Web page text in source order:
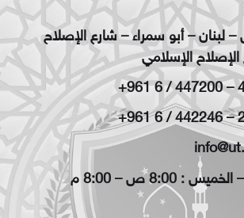
لبنان – أبو سمراء – شارع الإصلاح
الإسلامي
+961 6 / 447200–
+961 6 / 442246–
: 8:00 ص – 8:00 م